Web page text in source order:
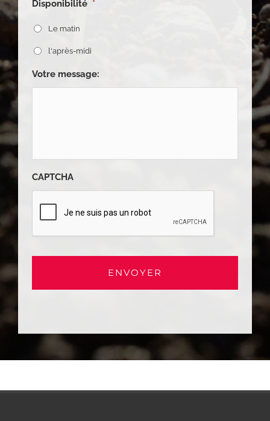
Disponibilité *
Le matin
l'après-midi
Votre message:
CAPTCHA